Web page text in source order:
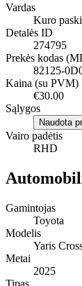
Vardas
Kuro
Detalės ID
274795
Prekės kodas
82125-
Kaina (su PVM)
€30.00
Sąlygos
Naudota
Vairo padėtis
RHD
Gamintojas
Toyota
Modelis
Yaris
Metai
2025
Tipas